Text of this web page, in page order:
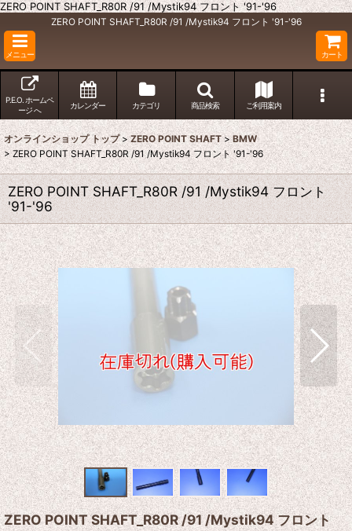
ZERO POINT SHAFT_R80R /91 /Mystik94 フロント '91-'96
ZERO POINT SHAFT_R80R /91 /Mystik94 フロント '91-'96
メニュー カート
P.E.O. ホームペ
ージ へ
カレンダー カテゴリ 商品検索 ご利用案内
オンラインショップ トップ > ZERO POINT SHAFT > BMW
> ZERO POINT SHAFT_R80R /91 /Mystik94 フロント '91-'96
ZERO POINT SHAFT_R80R /91 /Mystik94 フロント
'91-'96
ZERO POINT SHAFT_R80R /91 /Mystik94 フロント